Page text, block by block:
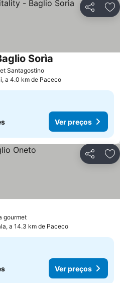
Partilhar
Santagostino
Sorìa
a 4.0 km de Paceco
Ver preços
Partilhar
gourmet
a 14.3 km de Paceco
Ver preços